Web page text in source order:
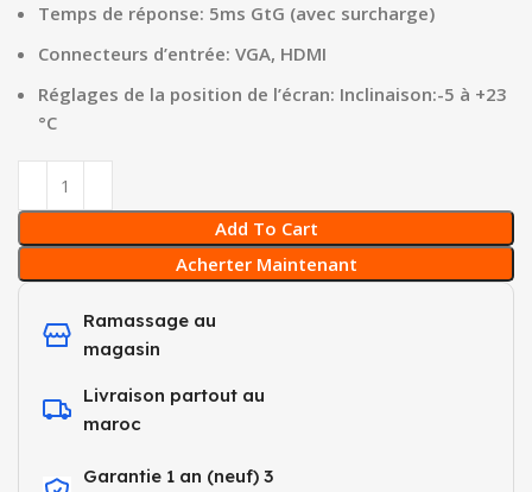
Temps de réponse: 5ms GtG (avec surcharge)
Connecteurs d’entrée: VGA, HDMI
Réglages de la position de l’écran: Inclinaison:-5 à +23
°C
Add To Cart
Acherter Maintenant
Ramassage au
magasin
Livraison partout au
maroc
Garantie 1 an (neuf) 3